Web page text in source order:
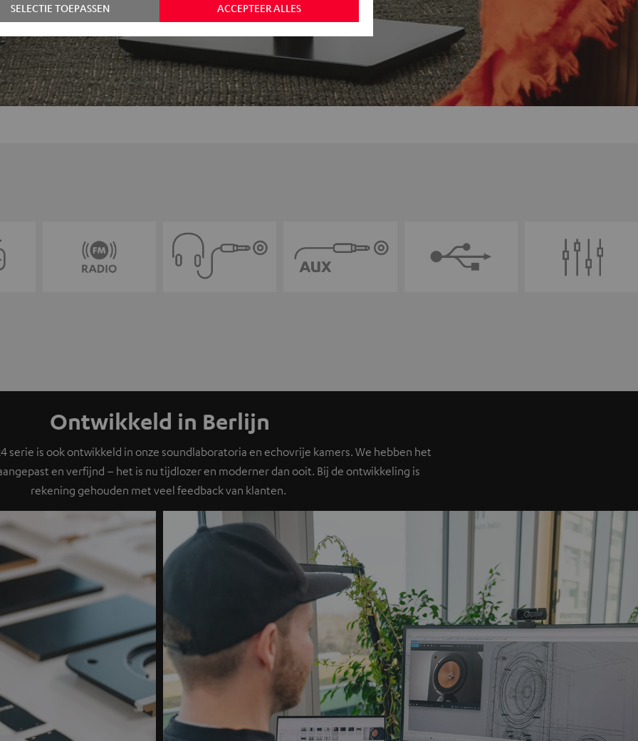
Ontwikkeld in Berlijn
serie is ook ontwikkeld in onze soundlaboratoria en echovrije kamers. We hebben het
en verfijnd – het is nu tijdlozer en moderner dan ooit. Bij de ontwikkeling is
rekening gehouden met veel feedback van klanten.
ACCEPTEER ALLES
SELECTIE TOEPASSEN